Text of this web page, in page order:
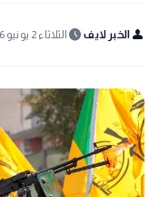
person الخبر لايف schedule الثلاثاء 2 يونيو 2026